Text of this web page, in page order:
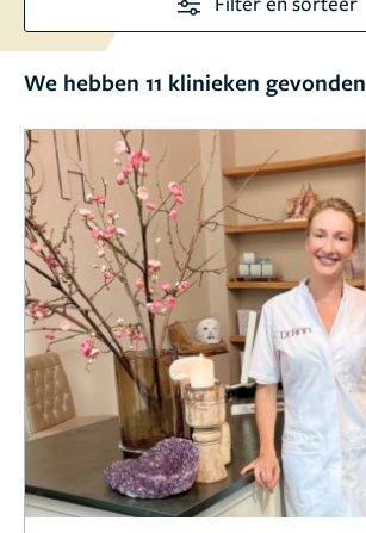
We hebben 11 klinieken gevonden